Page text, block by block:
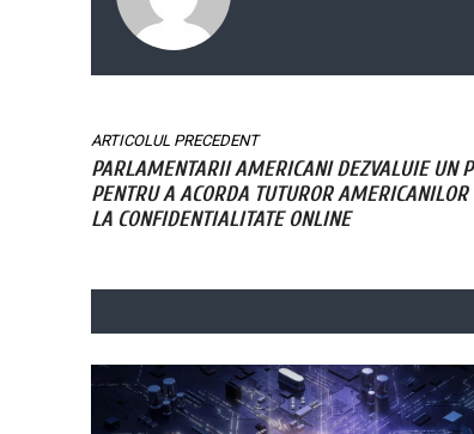
ARTICOLUL PRECEDENT
PARLAMENTARII AMERICANI DEZVALUIE UN
PENTRU A ACORDA TUTUROR AMERICANILOR
LA CONFIDENTIALITATE ONLINE